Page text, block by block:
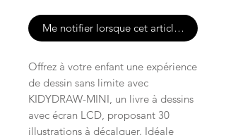
Me notifier lorsque cet article est
Offrez à votre enfant une expérience
de dessin sans limite avec
KIDYDRAW-MINI, un livre à dessins
avec écran LCD, proposant 30
illustrations à décalquer. Idéale